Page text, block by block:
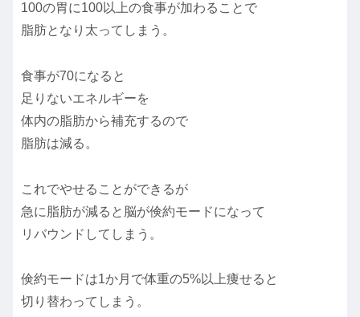
100の胃に100以上の食事が加わることで
脂肪となり太ってしまう。
食事が70になると
足りないエネルギーを
体内の脂肪から補充するので
脂肪は減る。
これでやせることができるが
急に脂肪が減ると脳が倹約モードになって
リバウンドしてしまう。
倹約モードは1か月で体重の5%以上痩せると
切り替わってしまう。